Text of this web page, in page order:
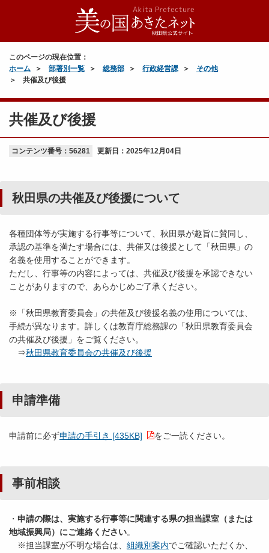
このページの現在位置：
ホーム
部署別一覧 総務部 行政経営課
その他
共催及び後援
共催及び後援
コンテンツ番号：56281 更新日： 2025年12月04日
秋田県の共催及び後援について
各種団体等が実施する行事等について、秋田県が趣旨に賛同し、
承認の基準を満たす場合には、共催又は後援として「秋田県」の
名義を使用することができます。
ただし、行事等の内容によっては、共催及び後援を承認できない
ことがありますので、あらかじめご了承ください。
※「秋田県教育委員会」の共催及び後援名義の使用については、
手続が異なります。詳しくは教育庁総務課の「秋田県教育委員会
の共催及び後援」をご覧ください。
⇒秋田県教育委員会の共催及び後援
申請準備
申請前に必ず申請の手引き [435KB] をご一読ください。
事前相談
・ 申請の際は、実施する行事等に関連する県の担当課室（または
地域振興局）にご連絡ください。
※担当課室が不明な場合は、 組織別案内でご確認いただくか、